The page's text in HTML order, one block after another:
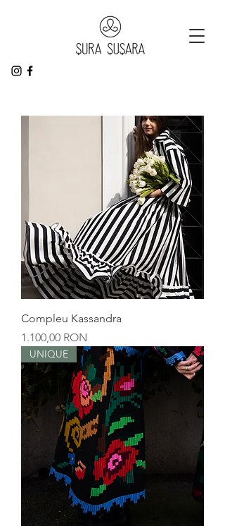
Compleu Kassandra
Preț
1.100,00 RON
UNIQUE